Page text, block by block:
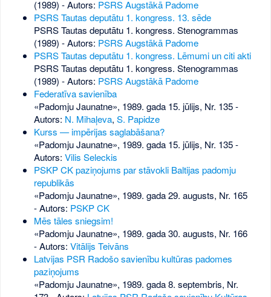
(1989) - Autors: PSRS Augstākā Padome
PSRS Tautas deputātu 1. kongress. 13. sēde
PSRS Tautas deputātu 1. kongress. Stenogrammas
(1989) - Autors: PSRS Augstākā Padome
PSRS Tautas deputātu 1. kongress. Lēmumi un citi akti
PSRS Tautas deputātu 1. kongress. Stenogrammas
(1989) - Autors: PSRS Augstākā Padome
Federatīva savienība
«Padomju Jaunatne», 1989. gada 15. jūlijs, Nr. 135-
Autors: N. Mihaļeva, S. Papidze
Kurss — impērijas saglabāšana?
«Padomju Jaunatne», 1989. gada 15. jūlijs, Nr. 135-
Autors: Vilis Seleckis
PSKP CK paziņojums par stāvokli Baltijas padomju
republikās
«Padomju Jaunatne», 1989. gada 29. augusts, Nr. 165
- Autors: PSKP CK
Mēs tāles sniegsim!
«Padomju Jaunatne», 1989. gada 30. augusts, Nr. 166
- Autors: Vitālijs Teivāns
Latvijas PSR Radošo savienību kultūras padomes
paziņojums
«Padomju Jaunatne», 1989. gada 8. septembris, Nr.